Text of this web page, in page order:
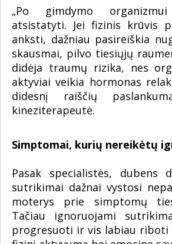
„Po gimdymo
atsistatyti. Jei fizinis krūvis
anksti, dažniau pasireiškia
skausmai, pilvo tiesiųjų
didėja traumų rizika, nes
aktyviai veikia hormonas
didesnį raiščių
kineziterapeutė.
Simptomai, kurių nereikėtų
Pasak specialistės, dubens
sutrikimai dažnai vystosi
moterys prie simptomų
Tačiau ignoruojami
progresuoti ir vis labiau riboti